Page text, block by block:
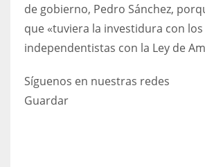
de gobierno, Pedro Sánchez,
que «tuviera la investidura con los
independentistas con la Ley de
Síguenos en nuestras redes
Guardar